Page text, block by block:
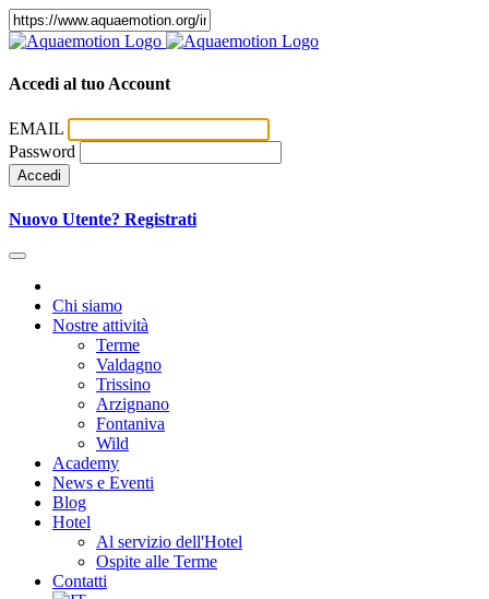
Accedi al tuo Account
EMAIL
Password
Accedi
Nuovo Utente? Registrati
Chi siamo
Nostre attività
Terme
Valdagno
Trissino
Arzignano
Fontaniva
Wild
Academy
News e Eventi
Blog
Hotel
Al servizio dell'Hotel
Ospite alle Terme
Contatti